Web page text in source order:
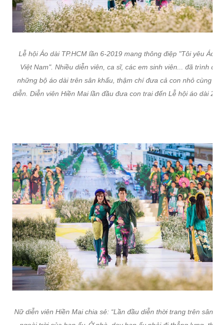
Lễ hội Áo dài TP.HCM lần 6-2019 mang thông điệp "Tôi yêu Áo
Việt Nam". Nhiều diễn viên, ca sĩ, các em sinh viên... đã trình
những bộ áo dài trên sân khấu, thậm chí đưa cả con nhỏ cùng
diễn. Diễn viên Hiền Mai lần đầu đưa con trai đến Lễ hội áo dài
Nữ diễn viên Hiền Mai chia sẻ: “Lần đầu diễn thời trang trên sân